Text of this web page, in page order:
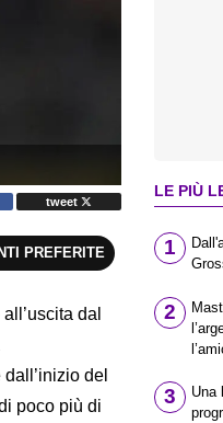
tweet
PREFERITE
dal
del
poco più di
LE PIÙ
1
2
3
Una